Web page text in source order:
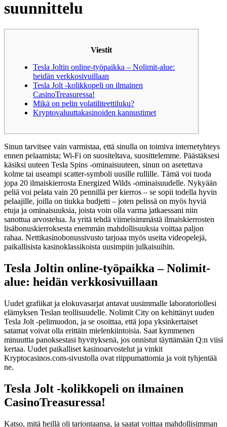
suunnittelu
Viestit
Tesla Joltin online-työpaikka – Nolimit-alue:
heidän verkkosivuillaan
Tesla Jolt -kolikkopeli on ilmainen
CasinoTreasuressa!
Mikä on pelin volatiliteettiluku?
Kryptovaluuttakasinoiden kannustimet
Sinun tarvitsee vain varmistaa, että sinulla on toimiva internetyhteys
ennen pelaamista; Wi-Fi on suositeltava, suosittelemme. Päästäksesi
käsiksi uuteen Tesla Spins -ominaisuuteen, sinun on asetettava
kolme tai useampi scatter-symboli uusille rullille. Tämä voi tuoda
jopa 20 ilmaiskierrosta Energized Wilds -ominaisuudelle. Nykyään
peliä voi pelata vain 20 pennillä per kierros – se sopii todella hyvin
pelaajille, joilla on tiukka budjetti – joten pelissä on myös hyviä
etuja ja ominaisuuksia, joista voin olla varma jatkaessani niin
sanottua arvostelua. Ja yritä tehdä viimeisimmästä ilmaiskierrosten
lisäbonuskierroksesta enemmän mahdollisuuksia voittaa paljon
rahaa. Nettikasinobonussivusto tarjoaa myös useita videopelejä,
paikallisista kasinoklassikoista uusimpiin julkaisuihin.
Tesla Joltin online-työpaikka – Nolimit-
alue: heidän verkkosivuillaan
Uudet grafiikat ja elokuvasarjat antavat uusimmalle laboratoriollesi
elämyksen Teslan teollisuudelle. Nolimit City on kehittänyt uuden
Tesla Jolt -pelimuodon, ja se osoittaa, että jopa yksinkertaiset
satamat voivat olla erittäin mielenkiintoisia. Saat kymmenen
minuuttia panoksestasi hyvityksenä, jos onnistut täyttämään Q:n viisi
kertaa. Uudet paikalliset kasinoarvostelut ja vinkit
Kryptocasinos.com-sivustolla ovat riippumattomia ja voit tyhjentää
ne.
Tesla Jolt -kolikkopeli on ilmainen
CasinoTreasuressa!
Katso, mitä heillä oli tarjontaansa, ja saatat voittaa mahdollisimman